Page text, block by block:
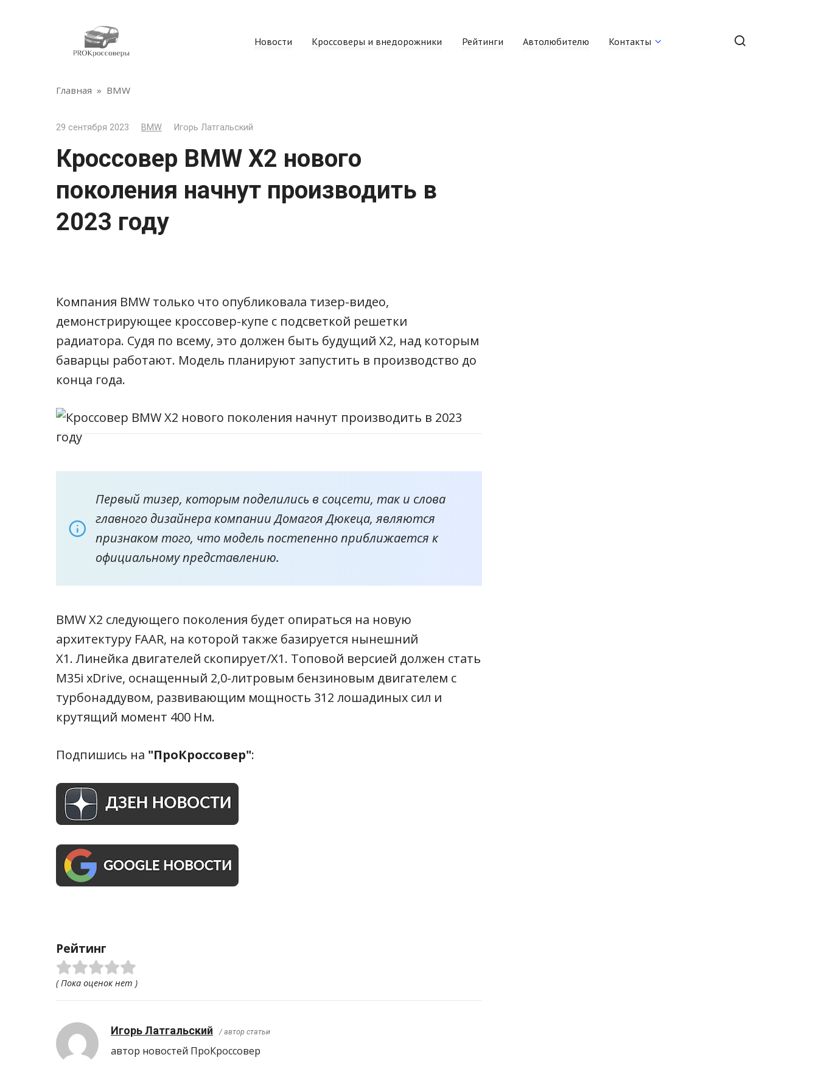
Новости Кроссоверы и внедорожники Рейтинги Автолюбителю Контакты
Главная » BMW
29 сентября 2023 BMW Игорь Латгальский
Кроссовер BMW X2 нового
поколения начнут производить в
2023 году
Компания BMW только что опубликовала тизер-видео,
демонстрирующее кроссовер-купе с подсветкой решетки
радиатора. Судя по всему, это должен быть будущий X2, над которым
баварцы работают. Модель планируют запустить в производство до
конца года.
Первый тизер, которым поделились в соцсети, так и слова
главного дизайнера компании Домагоя Дюкеца, являются
признаком того, что модель постепенно приближается к
официальному представлению.
BMW X2 следующего поколения будет опираться на новую
архитектуру FAAR, на которой также базируется нынешний
X1. Линейка двигателей скопирует/X1. Топовой версией должен стать
M35i xDrive, оснащенный 2,0-литровым бензиновым двигателем с
турбонаддувом, развивающим мощность 312 лошадиных сил и
крутящий момент 400 Нм.
Подпишись на "ПроКроссовер":
Рейтинг
( Пока оценок нет )
Игорь Латгальский / автор статьи
автор новостей ПроКроcсовер